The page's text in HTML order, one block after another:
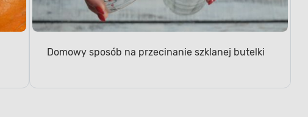
Domowy sposób na przecinanie szklanej butelki